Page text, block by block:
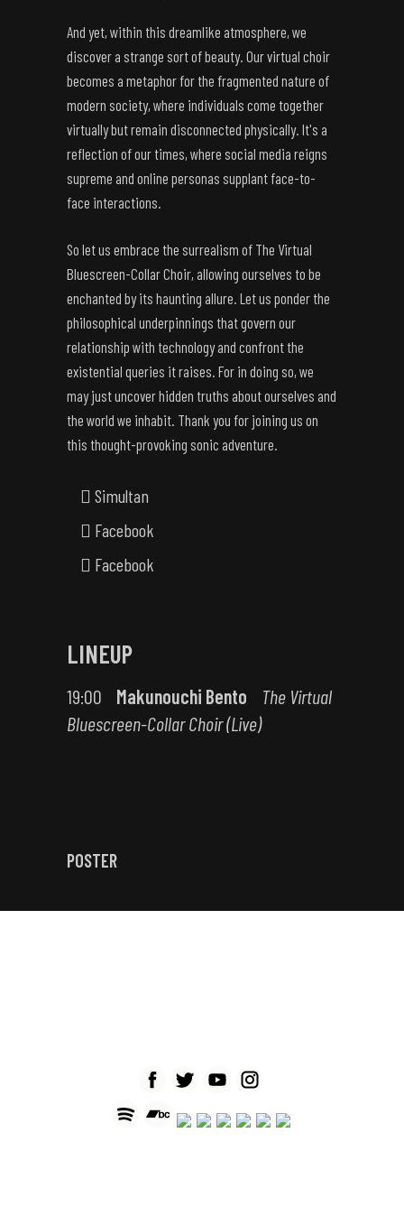
And yet, within this dreamlike atmosphere, we
discover a strange sort of beauty. Our virtual choir
becomes a metaphor for the fragmented nature of
modern society, where individuals come together
virtually but remain disconnected physically. It's a
reflection of our times, where social media reigns
supreme and online personas supplant face-to-
face interactions.
So let us embrace the surrealism of The Virtual
Bluescreen-Collar Choir, allowing ourselves to be
enchanted by its haunting allure. Let us ponder the
philosophical underpinnings that govern our
relationship with technology and confront the
existential queries it raises. For in doing so, we
may just uncover hidden truths about ourselves and
the world we inhabit. Thank you for joining us on
this thought-provoking sonic adventure.
Simultan
Facebook
Facebook
LINEUP
19:00 Makunouchi Bento
The Virtual
Bluescreen-Collar Choir (Live)
POSTER